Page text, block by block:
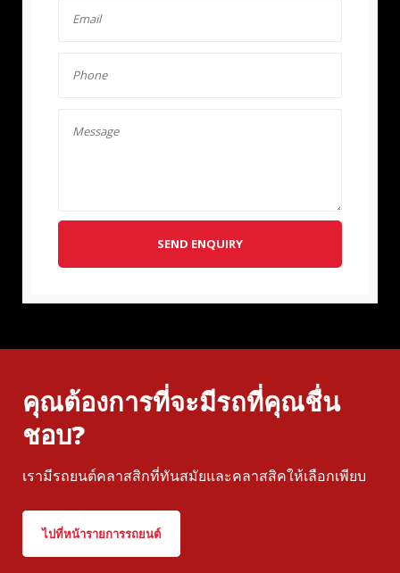
SEND ENQUIRY
คุณต้องการที่จะมีรถที่คุณชื่น
ชอบ?
เรามีรถยนต์คลาสสิกที่ทันสมัยและคลาสสิคให้เลือกเพียบ
ไปที่หน้ารายการรถยนต์